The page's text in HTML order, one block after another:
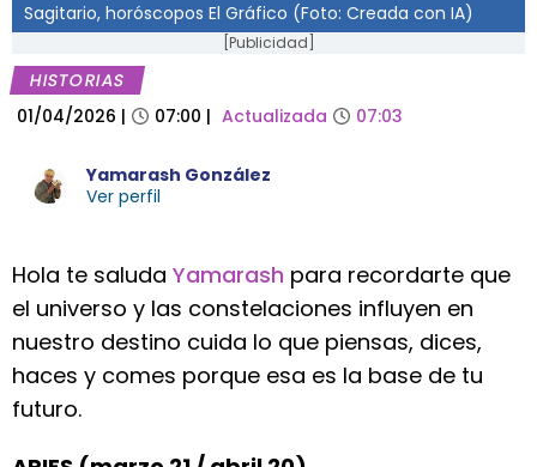
Sagitario, horóscopos El Gráfico (Foto: Creada con IA)
[Publicidad]
HISTORIAS
01/04/2026 | 07:00 | Actualizada 07:03
Yamarash González
Ver perfil
Hola te saluda Yamarash para recordarte que
el universo y las constelaciones influyen en
nuestro destino cuida lo que piensas, dices,
haces y comes porque esa es la base de tu
futuro.